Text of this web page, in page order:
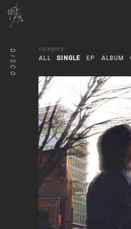
MEDIA
DISCO
VIDEO
GOODS
CONTACT
FANCLUB
DISCO ALL SINGLE EP ALBUM